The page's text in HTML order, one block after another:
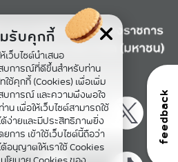
feedback
รับคุกกี้
เว็บไซต์นำเสนอ
บการณ์ที่ดีขึ้นสำหรับท่าน
ใช้คุกกี้ (Cookies) เพื่อเพิ่ม
บการณ์ และความพึงพอใจ
น เพื่อให้เว็บไซต์สามารถใช้
ด้ง่ายและมีประสิทธิภาพยิ่ง
ยการ เข้าใช้เว็บไซต์นี้ถือว่า
อนุญาตให้เราใช้ Cookies